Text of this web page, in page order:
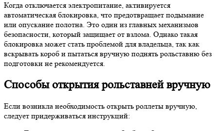
Когда отключается электропитание, активируется
автоматическая блокировка, что предотвращает подымание
или опускание полотна. Это один из главных механизмов
безопасности, который защищает от взлома. Однако такая
блокировка может стать проблемой для владельца, так как
вскрывать короб и пытаться вручную поднять рольставню без
подготовки не рекомендуется.
Способы открытия рольставней вручную
Если возникла необходимость открыть роллеты вручную,
следует придерживаться инструкций: